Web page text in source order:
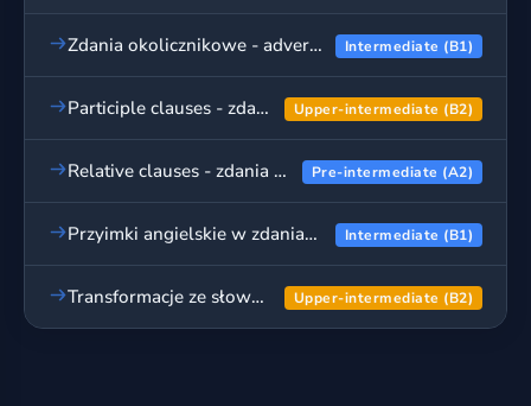
Zdania okolicznikowe - adverbial clauses, ćwiczenia Intermediate (B1)
Participle clauses - zdania imiesłowowe, ćwiczenia Upper-intermediate (B2)
Relative clauses - zdania względne, ćwiczenia Pre-intermediate (A2)
Przyimki angielskie w zdaniach - ćwiczenia, cz. 2 Intermediate (B1)
Transformacje ze słowem kluczem - ćwiczenia, cz. 2 Upper-intermediate (B2)